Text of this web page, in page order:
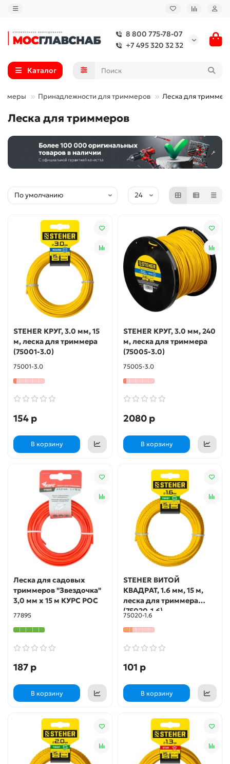
8 800 775-78-07
+7 495 320 32 32
Каталог
Принадлежности для триммеров Леска для
Леска для триммеров
STEHER КРУГ, 3.0 мм, 15
м, леска для триммера
(75001-3.0)
75001-3.0
154 р
В корзину
STEHER КРУГ, 3.0 мм, 240
м, леска для триммера
(75005-3.0)
75005-3.0
2080 р
В корзину
Леска для садовых
триммеров "Звездочка"
3,0 мм х 15 м КУРС РОС
77895
187 р
В корзину
STEHER ВИТОЙ
КВАДРАТ, 1.6 мм, 15 м,
леска для триммера
(75020-1.6)
75020-1.6
101 р
В корзину